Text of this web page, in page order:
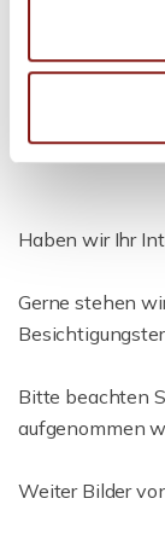
Wohnrecht im
vom Käufer zu
daher
Weitere Details
Haben wir Ihr
Gerne stehen
Bitte beachten
aufgenommen
Weiter Bilder